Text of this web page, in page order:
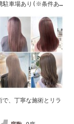
駐車場あり(※条件あ
、丁寧な施術とリラ